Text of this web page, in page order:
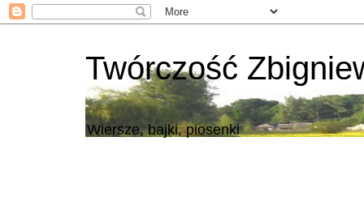
Twórczość
Wiersze, bajki, piosenki